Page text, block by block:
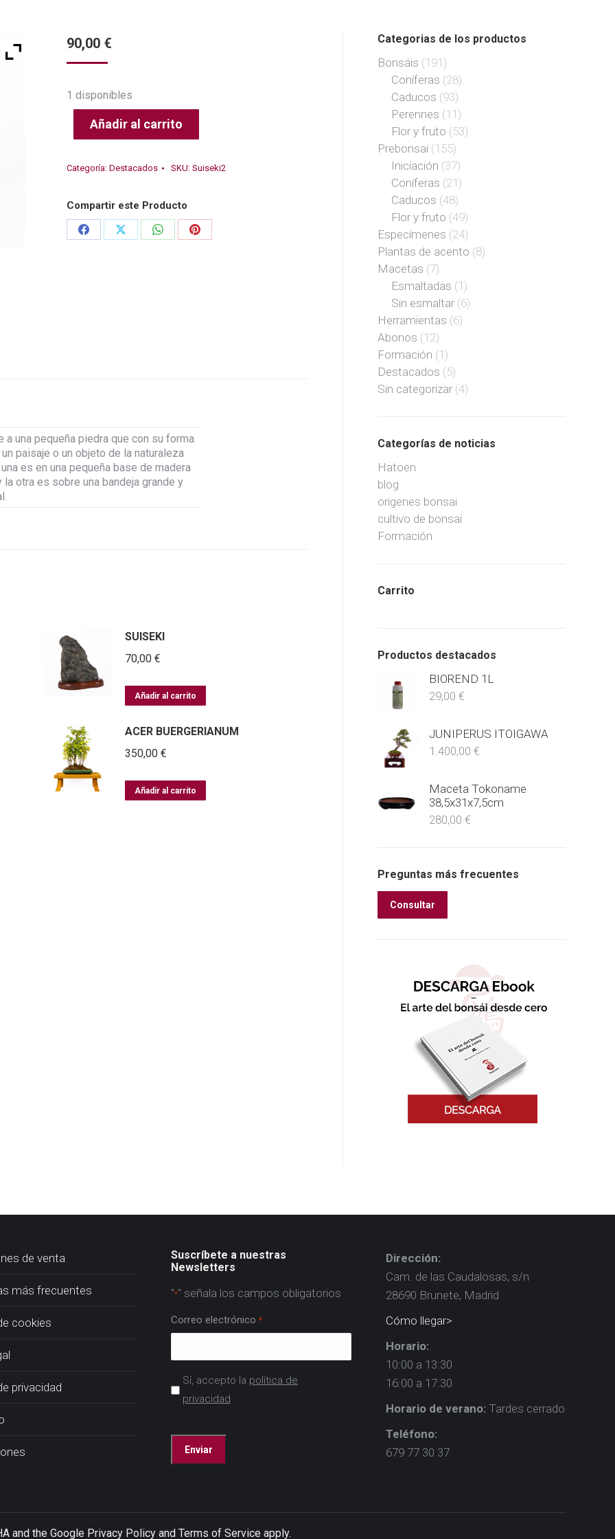
90,00 €
1 disponibles
Añadir al carrito
Categoría: Destacados SKU: Suiseki2
Compartir este Producto
Share
Share
Share
Share
una pequeña piedra que con su forma
paisaje o un objeto de la naturaleza
es en una pequeña base de madera
otra es sobre una bandeja grande y
SUISEKI
70,00 €
Añadir al carrito
ACER BUERGERIANUM
350,00 €
Añadir al carrito
Categorias de los productos
Bonsáis (191)
Coníferas (28)
Caducos (93)
Perennes (11)
Flor y fruto (53)
Prebonsai (155)
Iniciación (37)
Coníferas (21)
Caducos (48)
Flor y fruto (49)
Especímenes (24)
Plantas de acento (8)
Macetas (7)
Esmaltadas (1)
Sin esmaltar (6)
Herramientas (6)
Abonos (12)
Formación (1)
Destacados (5)
Sin categorizar (4)
Categorías de noticias
Hatoen
blog
origenes bonsai
cultivo de bonsai
Formación
Carrito
Productos destacados
BIOREND 1L
29,00 €
JUNIPERUS ITOIGAWA
1.400,00 €
Maceta Tokoname
38,5x31x7,5cm
280,00 €
Preguntas más frecuentes
Consultar
de venta
más frecuentes
cookies
privacidad
Suscríbete a nuestras
Newsletters
"*" señala los campos obligatorios
Correo electrónico *
Acuerdo
*
Sí, accepto la política de
privacidad
Dirección:
Cam. de las Caudalosas, s/n
28690 Brunete, Madrid
Cómo llegar>
Horario:
10:00 a 13:30
16:00 a 17:30
Horario de verano:Tardes cerrado
Teléfono:
679 77 30 37
and the Google Privacy Policy and Terms of Service apply.